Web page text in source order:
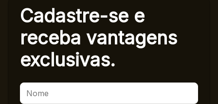
Cadastre-se e
receba vantagens
exclusivas.